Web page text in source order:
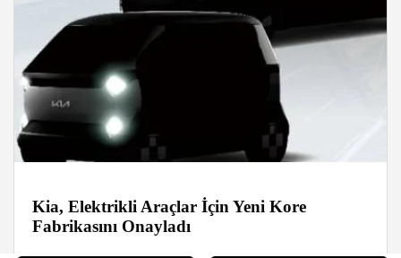
Kia, Elektrikli Araçlar İçin Yeni Kore
Fabrikasını Onayladı